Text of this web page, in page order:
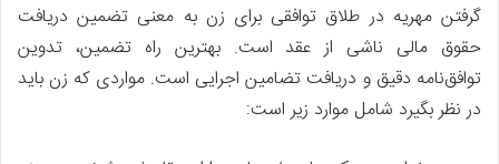
گرفتن مهریه در طلاق توافقی برای زن به معنی تضمین دریافت
حقوق مالی ناشی از عقد است. بهترین راه تضمین، تدوین
توافق‌نامه دقیق و دریافت تضامین اجرایی است. مواردی که زن باید
در نظر بگیرد شامل موارد زیر است: